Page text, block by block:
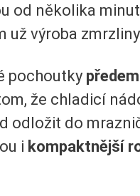
od několika minut
už výroba
pochoutky
že chladicí
odložit do
i kompaktnější